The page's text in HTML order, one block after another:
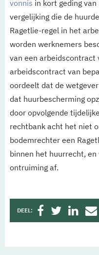
vonnis in kort geding
vergelijking die de
Ragetlie-regel in het
worden werknemers
van een arbeidscontract
arbeidscontract van
oordeelt dat de
dat huurbescherming
door opvolgende
rechtbank acht het niet
bodemrechter een
binnen het huurrecht,
ontruiming af.
DEEL: